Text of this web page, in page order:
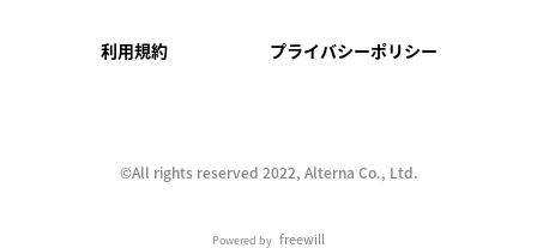
利用規約 プライバシーポリシー
©︎All rights reserved 2022, Alterna Co., Ltd.
Powered by freewill